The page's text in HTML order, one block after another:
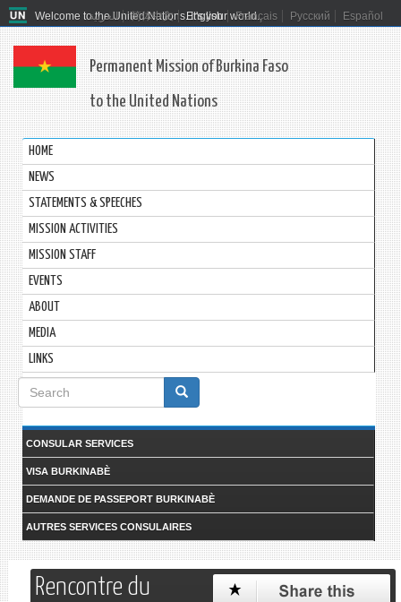
Welcome to the United Nations. It's your world.
العربية 简体中文 English Français Русский Español
Permanent Mission of Burkina Faso
to the United Nations
HOME
NEWS
STATEMENTS & SPEECHES
MISSION ACTIVITIES
MISSION STAFF
EVENTS
ABOUT
MEDIA
LINKS
Search
form
Search
CONSULAR SERVICES
VISA BURKINABÈ
DEMANDE DE PASSEPORT BURKINABÈ
AUTRES SERVICES CONSULAIRES
Rencontre du